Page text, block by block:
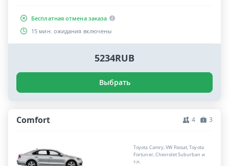
Бесплатная отмена заказа
15 мин. ожидания включены
5234RUB
Выбрать
Comfort 4 3
Toyota Camry, VW Passat, Toyota
Fortuner, Chevrolet Suburban и
т.п.